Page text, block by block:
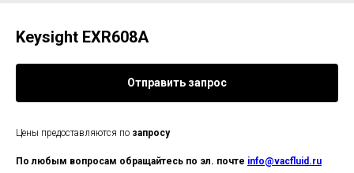
Keysight EXR608A
Отправить запрос
Цены предоставляются по запросу
По любым вопросам обращайтесь по эл. почте info@vacfluid.ru